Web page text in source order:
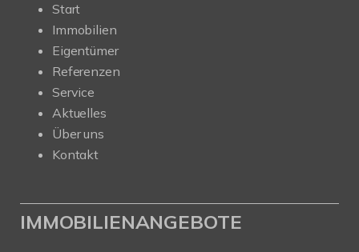
Start
Immobilien
Eigentümer
Referenzen
Service
Aktuelles
Über uns
Kontakt
IMMOBILIENANGEBOTE